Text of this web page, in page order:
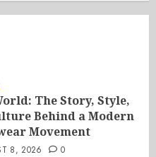
The Story, Style,
Behind a Modern
Movement
8, 2026 0